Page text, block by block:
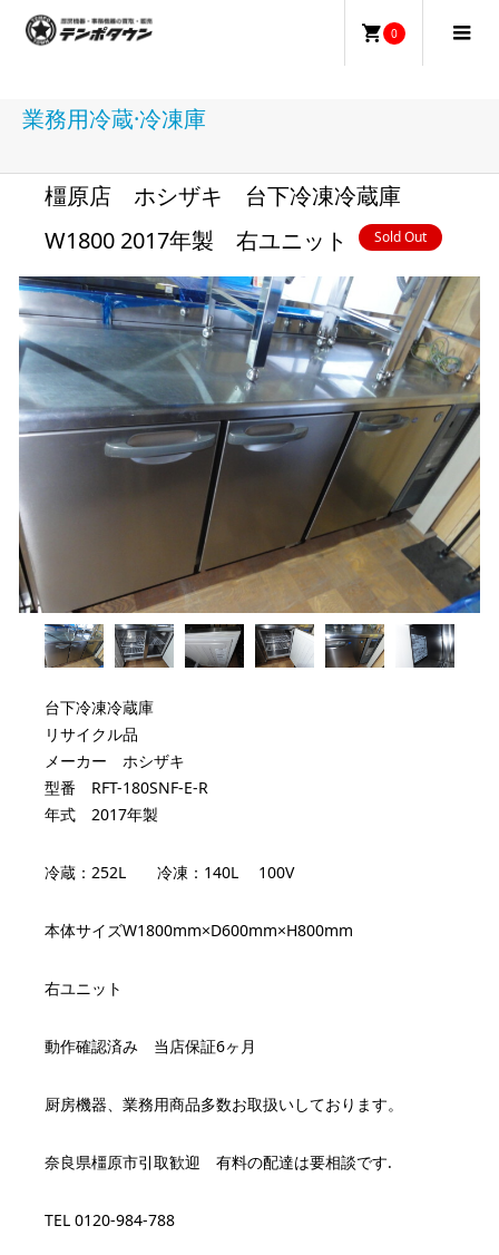
0
業務用冷蔵·冷凍庫
橿原店 ホシザキ 台下冷凍冷蔵庫
W1800 2017年製 右ユニット
Sold Out
台下冷凍冷蔵庫
リサイクル品
メーカー ホシザキ
型番 RFT-180SNF-E-R
年式 2017年製
冷蔵：252L 冷凍：140L 100V
本体サイズW1800mm×D600mm×H800mm
右ユニット
動作確認済み 当店保証6ヶ月
厨房機器、業務用商品多数お取扱いしております。
奈良県橿原市引取歓迎 有料の配達は要相談です.
TEL 0120-984-788